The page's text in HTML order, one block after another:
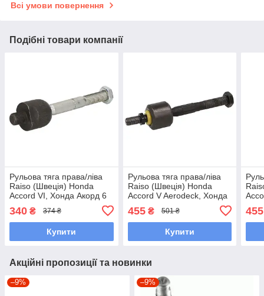
Всі умови повернення
Подібні товари компанії
Рульова тяга права/ліва
Raiso (Швеція) Honda
Accord VI, Хонда Акорд 6
UAEMNHH7
340 ₴ 374 ₴
Купити
Рульова тяга права/ліва
Raiso (Швеція) Honda
Accord V Aerodeck, Хонда
Акорд 5 93- #RL-530104H
UAJQXEH7
455₴ 501 ₴
Купити
455
Акційні пропозиції та новинки
–9% –9%